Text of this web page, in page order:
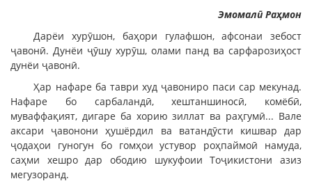
Эмомалӣ Раҳмон
Дарёи хурӯшон, баҳори гулафшон, афсонаи зебост
ҷавонӣ. Дунёи ҷӯшу хурӯш, олами панд ва сарфарозиҳост
дунёи ҷавонӣ.
Ҳар нафаре ба таври худ ҷавониро паси сар мекунад.
Нафаре бо сарбаландӣ, хештаншиносӣ, комёбӣ,
муваффақият, дигаре ба хорию зиллат ва раҳгумӣ... Вале
аксари ҷавонони ҳушёрдил ва ватандӯсти кишвар дар
ҷодаҳои гуногун бо гомҳои устувор роҳпаймоӣ намуда,
саҳми хешро дар ободию шукуфоии Тоҷикистони азиз
мегузоранд.